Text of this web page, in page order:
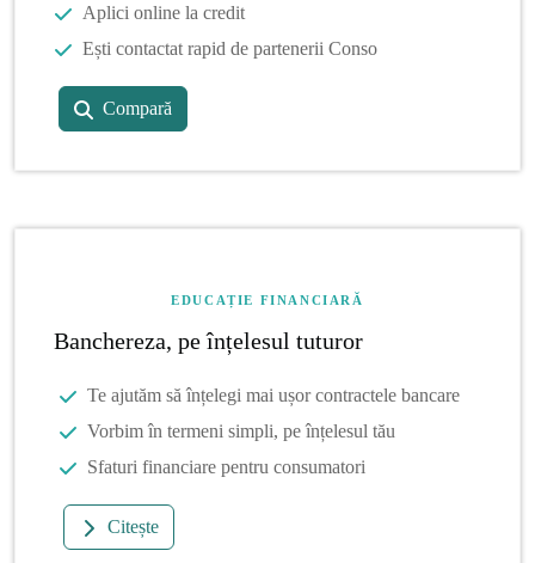
Aplici online la credit
Ești contactat rapid de partenerii Conso
Compară
EDUCAȚIE FINANCIARĂ
Banchereza, pe înțelesul tuturor
Te ajutăm să înțelegi mai ușor contractele bancare
Vorbim în termeni simpli, pe înțelesul tău
Sfaturi financiare pentru consumatori
Citește